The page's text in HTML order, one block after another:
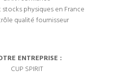
physiques en France
qualité fournisseur
ENTREPRISE :
CUP SPIRIT